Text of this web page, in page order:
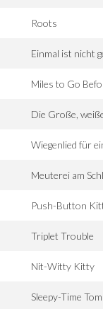
Roots
Einmal ist nicht
Miles to Go
Die Große,
Wiegenlied für
Meuterei am
Push-Button
Triplet Trouble
Nit-Witty Kitty
Sleepy-Time Tom